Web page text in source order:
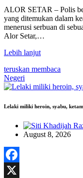
Share
ALOR SETAR – Polis
yang ditemukan dalam
menerusi serbuan di
Alor Setar,…
Lebih lanjut
teruskan membaca
Negeri
Lelaki miliki heroin, syabu,
August 8, 2026
Facebook